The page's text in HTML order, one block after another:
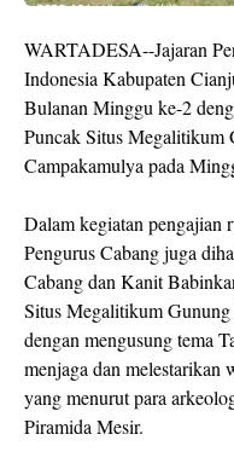
WARTADESA--Jajaran
Indonesia Kabupaten
Bulanan Minggu ke-2
Puncak Situs Megalitikum
Campakamulya pada
Dalam kegiatan pengajian
Pengurus Cabang juga
Cabang dan Kanit
Situs Megalitikum
dengan mengusung tema
menjaga dan melestarikan
yang menurut para
Piramida Mesir.